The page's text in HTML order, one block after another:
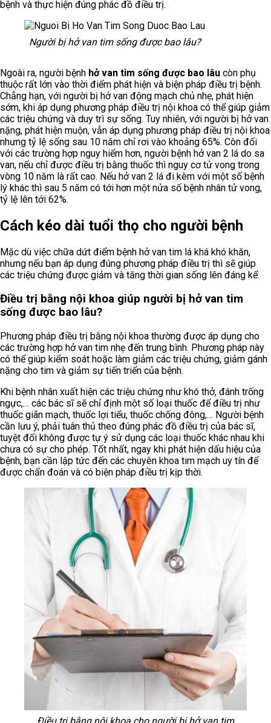
bệnh và thực hiện đúng phác đồ điều trị.
Người bị hở van tim sống được bao lâu?
Ngoài ra, người bệnh hở van tim sống được bao lâu còn phụ
thuộc rất lớn vào thời điểm phát hiện và biện pháp điều trị bệnh.
Chẳng hạn, với người bị hở van động mạch chủ nhẹ, phát hiện
sớm, khi áp dụng phương pháp điều trị nội khoa có thể giúp giảm
các triệu chứng và duy trì sự sống. Tuy nhiên, với người bị hở van
nặng, phát hiện muộn, vẫn áp dụng phương pháp điều trị nội khoa
nhưng tỷ lệ sống sau 10 năm chỉ rơi vào khoảng 65%. Còn đối
với các trường hợp nguy hiểm hơn, người bệnh hở van 2 lá do sa
van, nếu chỉ được điều trị bằng thuốc thì nguy cơ tử vong trong
vòng 10 năm là rất cao. Nếu hở van 2 lá đi kèm với một số bệnh
lý khác thì sau 5 năm có tới hơn một nửa số bệnh nhân tử vong,
tỷ lệ lên tới 62%.
Cách kéo dài tuổi thọ cho người bệnh
Mặc dù việc chữa dứt điểm bệnh hở van tim lá khá khó khăn,
nhưng nếu bạn áp dụng đúng phương pháp điều trị thì sẽ giúp
các triệu chứng được giảm và tăng thời gian sống lên đáng kể.
Điều trị bằng nội khoa giúp người bị hở van tim
sống được bao lâu?
Phương pháp điều trị bằng nội khoa thường được áp dụng cho
các trường hợp hở van tim nhẹ đến trung bình. Phương pháp này
có thể giúp kiểm soát hoặc làm giảm các triệu chứng, giảm gánh
nặng cho tim và giảm sự tiến triển của bệnh.
Khi bệnh nhân xuất hiện các triệu chứng như khó thở, đánh trống
ngực,… các bác sĩ sẽ chỉ định một số loại thuốc để điều trị như
thuốc giãn mạch, thuốc lợi tiểu, thuốc chống đông,… Người bệnh
cần lưu ý, phải tuân thủ theo đúng phác đồ điều trị của bác sĩ,
tuyệt đối không được tự ý sử dụng các loại thuốc khác nhau khi
chưa có sự cho phép. Tốt nhất, ngay khi phát hiện dấu hiệu của
bệnh, bạn cần lập tức đến các chuyên khoa tim mạch uy tín để
được chẩn đoán và có biện pháp điều trị kịp thời.
Điều trị bằng nội khoa cho người bị hở van tim